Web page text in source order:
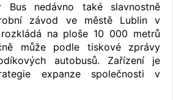
Bus nedávno také slavnostně
závod ve městě Lublin v
na ploše 10 000 metrů
může podle tiskové zprávy
autobusů. Zařízení je
expanze společnosti v